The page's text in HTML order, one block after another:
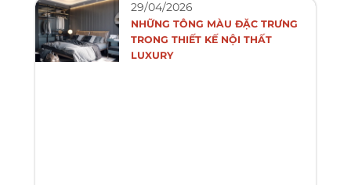
29/04/2026
NHỮNG TÔNG MÀU ĐẶC TRƯNG
TRONG THIẾT KẾ NỘI THẤT
LUXURY